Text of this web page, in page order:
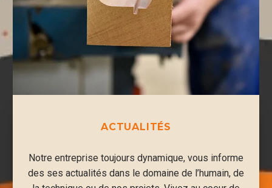
ACTUALITÉS
Notre entreprise toujours dynamique, vous informe
des ses actualités dans le domaine de l’humain, de